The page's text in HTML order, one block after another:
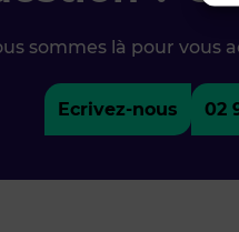
sommes là pour vous
Ecrivez-nous 02